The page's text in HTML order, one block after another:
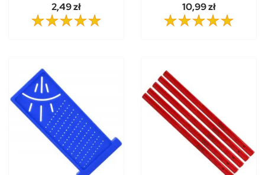
2,49 zł 10,99 zł